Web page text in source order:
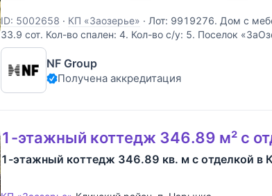
ID: 5002658 · КП «Заозерье» · Лот: 9919276. Дом с
33.9 cот. Кол-во спален: 4. Кол-во с/у: 5. Поселок
км от МКАД. Без комиссии для покупателя.
увеличенного размера, виллы формируют
NF Group
Получена аккредитация
1-этажный коттедж 346.89 м² с
1-этажный коттедж 346.89 кв. м с отделкой в